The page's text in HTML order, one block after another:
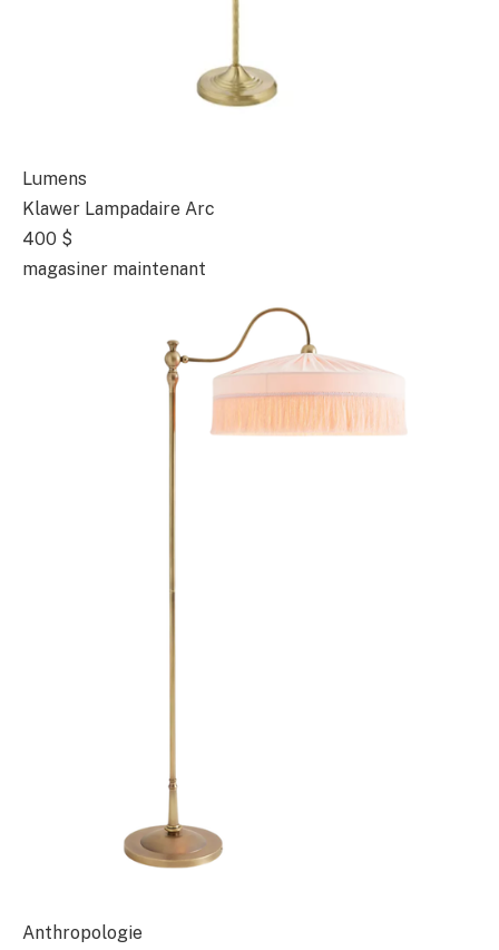
Lumens
Klawer Lampadaire Arc
400 $
magasiner maintenant
Anthropologie